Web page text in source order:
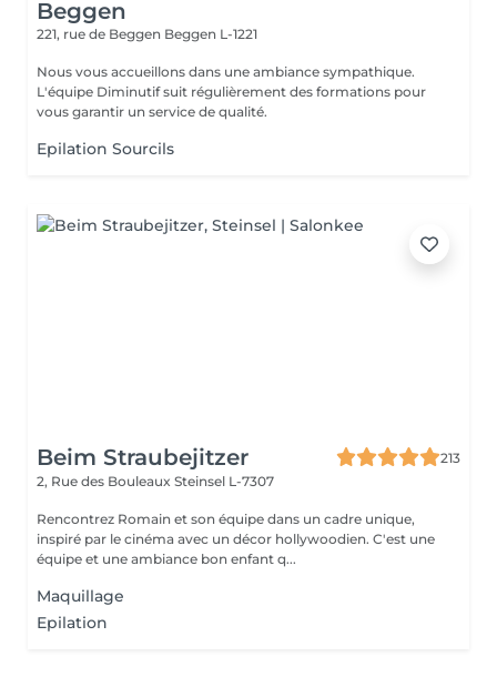
Beggen
221, rue de Beggen Beggen L-1221
Nous vous accueillons dans une ambiance sympathique.
L'équipe Diminutif suit régulièrement des formations pour
vous garantir un service de qualité.
Epilation Sourcils
Beim Straubejitzer
213
2, Rue des Bouleaux Steinsel L-7307
Rencontrez Romain et son équipe dans un cadre unique,
inspiré par le cinéma avec un décor hollywoodien. C'est une
équipe et une ambiance bon enfant q...
Maquillage
Epilation